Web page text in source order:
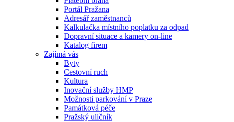
Portál Pražana
Adresář zaměstnanců
Kalkulačka místního poplatku za odpad
Dopravní situace a kamery on-line
Katalog firem
Zajímá vás
Byty
Cestovní ruch
Kultura
Inovační služby HMP
Možnosti parkování v Praze
Památková péče
Pražský uličník